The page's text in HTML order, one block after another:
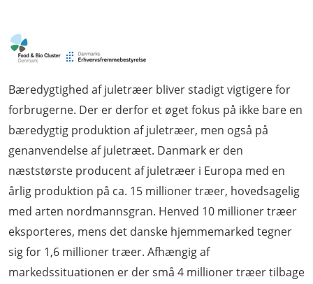
Bæredygtighed af juletræer bliver stadigt vigtigere for
forbrugerne. Der er derfor et øget fokus på ikke bare en
bæredygtig produktion af juletræer, men også på
genanvendelse af juletræet. Danmark er den
næststørste producent af juletræer i Europa med en
årlig produktion på ca. 15 millioner træer, hovedsagelig
med arten nordmannsgran. Henved 10 millioner træer
eksporteres, mens det danske hjemmemarked tegner
sig for 1,6 millioner træer. Afhængig af
markedssituationen er der små 4 millioner træer tilbage